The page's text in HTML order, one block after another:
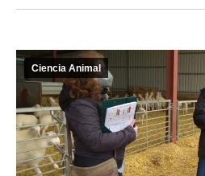
Ciencia Animal